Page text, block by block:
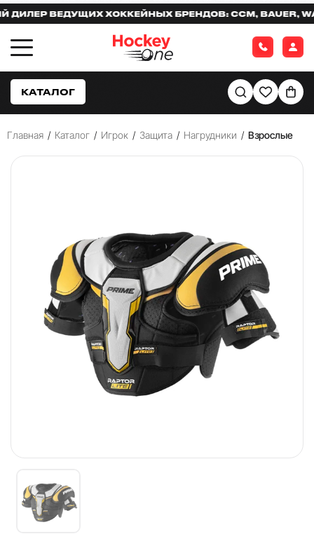
ВЕДУЩИХ ХОККЕЙНЫХ БРЕНДОВ: CCM, BAUER,
КАТАЛОГ
Главная / Каталог / Игрок / Защита / Нагрудники / Взрослые